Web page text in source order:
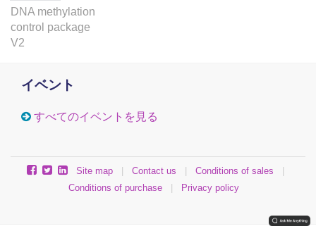
DNA methylation
control package
V2
イベント
すべてのイベントを見る
Site map Contact us Conditions of sales
Conditions of purchase
Privacy policy